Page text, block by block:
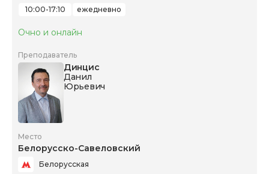
10:00-17:10
ежедневно
Очно и онлайн
Преподаватель
Динцис
Данил
Юрьевич
Место
Белорусско-Савеловский
Белорусская